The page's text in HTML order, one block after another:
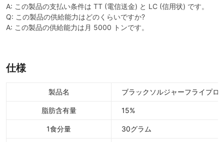
A: この製品の支払い条件は TT (電信送金) と LC (信用状) です。
Q: この製品の供給能力はどのくらいですか?
A: この製品の供給能力は月 5000 トンです。
仕様
製品名
ブラックソルジャーフライプロ
脂肪含有量
15%
1食分量
30グラム